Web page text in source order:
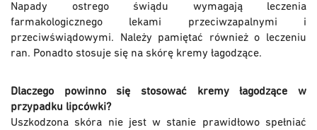
Napady ostrego świądu wymagają leczenia
farmakologicznego lekami przeciwzapalnymi i
przeciwświądowymi. Należy pamiętać również o leczeniu
ran. Ponadto stosuje się na skórę kremy łagodzące.
Dlaczego powinno się stosować kremy łagodzące w
przypadku lipcówki?
Uszkodzona skóra nie jest w stanie prawidłowo spełniać